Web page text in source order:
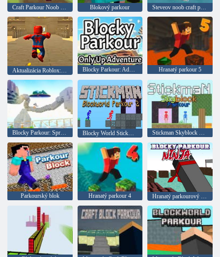
Blokový parkour
Blocky Parkour: Adventures Only Up Hranatý parkour 5
Blocky Parkour: Sprint Beyond the Horizon Blocky World Stickman Parkour 2 Stickman Skyblock Parkour
Parkourský blok Hranatý parkour 4 Hranatý parkourový ninja